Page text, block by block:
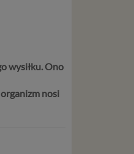
wysiłku. Ono
nosi